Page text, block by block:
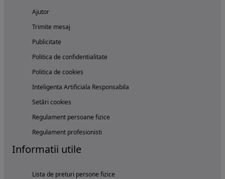
Ajutor
Trimite mesaj
Publicitate
Politica de confidentialitate
Politica de cookies
Inteligenta Artificiala Responsabila
Setări cookies
Regulament persoane fizice
Regulament profesionisti
Informatii utile
Lista de preturi persone fizice